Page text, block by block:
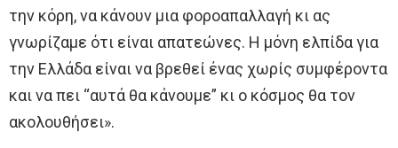
την κόρη, να κάνουν μια φοροαπαλλαγή κι ας
γνωρίζαμε ότι είναι απατεώνες. Η μόνη ελπίδα για
την Ελλάδα είναι να βρεθεί ένας χωρίς συμφέροντα
και να πει “αυτά θα κάνουμε” κι ο κόσμος θα τον
ακολουθήσει».